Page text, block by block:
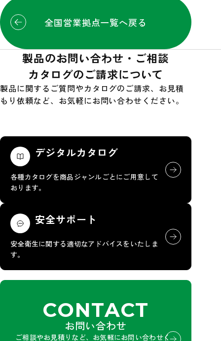
全国営業拠点一覧へ戻る
製品のお問い合わせ・ご相談
カタログのご請求について
製品に関するご質問やカタログのご請求、お見積
もり依頼など、お気軽にお問い合わせください。
デジタルカタログ
各種カタログを商品ジャンルごとにご用意して
おります。
安全サポート
安全衛生に関する適切なアドバイスをいたしま
す。
CONTACT
お問い合わせ
ご相談やお見積りなど、お気軽にお問い合わせく